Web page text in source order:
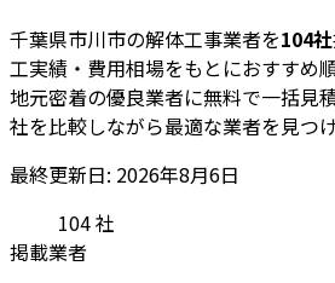
千葉県市川市の解体工事業者を104社
工実績・費用相場をもとにおすすめ
地元密着の優良業者に無料で一括見
社を比較しながら最適な業者を見つけ
最終更新日: 2026年8月6日
104社
掲載業者